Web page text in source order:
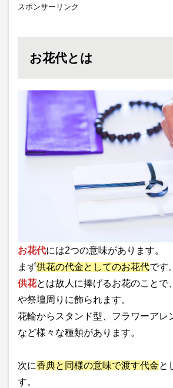
スポンサーリンク
お花代とは
お花代には2つの意味があります。
まず供花の代金としてのお花代です。
供花とは故人に捧げるお花のことで
や祭壇周りに飾られます。
花輪からスタンド型、フラワーアレ
など様々な種類があります。
次に香典と同様の意味で渡す代金と
す。